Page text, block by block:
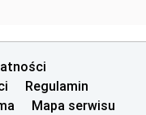
Regulamin
Mapa serwisu